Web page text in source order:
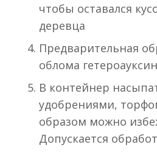
чтобы оставался
деревца
Предварительная
облома
В контейнер
удобрениями,
образом можно
Допускается